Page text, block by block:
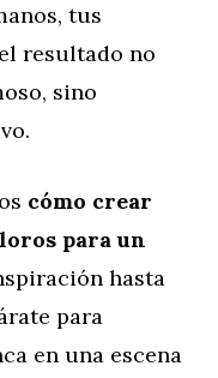
tus
resultado no
sino
cómo crear
para un
hasta
para
en una escena